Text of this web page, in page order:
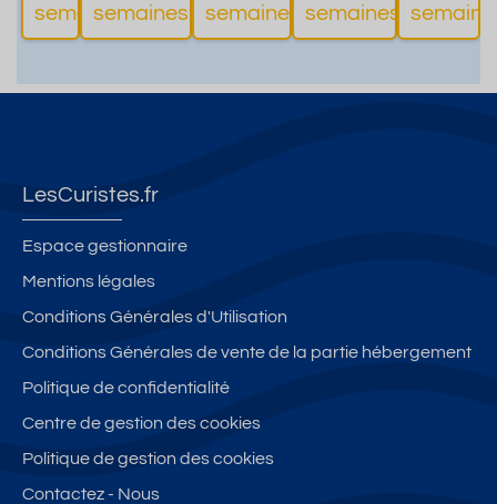
semaines
d'informations
des
semaines
d'informations
g.Conf
semaines
d'informations
eur +
semaines
cure
LesCuristes.fr
Espace gestionnaire
Mentions légales
Conditions Générales d'Utilisation
Conditions Générales de vente de la partie hébergement
Politique de confidentialité
Centre de gestion des cookies
Politique de gestion des cookies
Contactez - Nous